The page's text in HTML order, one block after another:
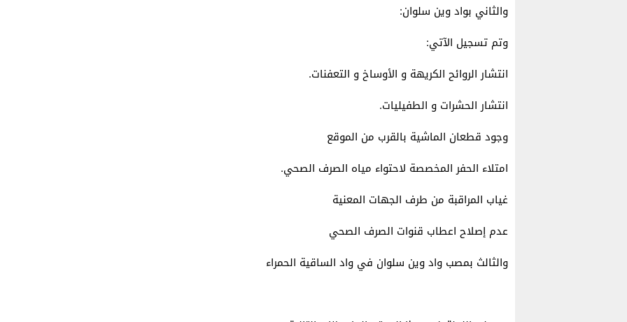
والثاني بواد وين سلوان:
وتم تسجيل الآتي:
انتشار الروائح الكريهة و الأوساخ و التعفنات.
انتشار الحشرات و الطفيليات.
وجود قطعان الماشية بالقرب من الموقع
امتلاء الحفر المخصصة لاحتواء مياه الصرف الصحي.
غياب المراقبة من طرف الجهات المعنية
عدم إصلاح اعطاب قنوات الصرف الصحي
والثالث بمصب واد وين سلوان في واد الساقية الحمراء